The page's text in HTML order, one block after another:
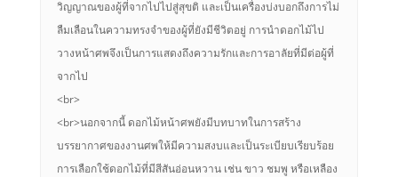
วิญญาณของผู้ที่จากไปไปสู่สุขติ และเป็นเครื่องบ่งบอกถึงการไม่
ลืมเลือนในความทรงจำของผู้ที่ยังมีชีวิตอยู่ การนำดอกไม้ไป
วางหน้าศพจึงเป็นการแสดงถึงความรักและการอาลัยที่มีต่อผู้ที่
จากไป
<br>
<br>นอกจากนี้ ดอกไม้หน้าศพยังมีบทบาทในการสร้าง
บรรยากาศของงานศพให้มีความสงบและเป็นระเบียบเรียบร้อย
การเลือกใช้ดอกไม้ที่มีสีสันอ่อนหวาน เช่น ขาว ชมพู หรือเหลือง